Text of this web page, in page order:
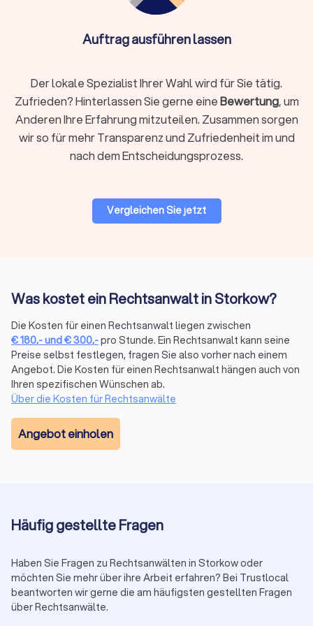
Rechtsgebiet identifizieren
Arbeitsrecht, Familienrecht, Mietrecht, Strafrecht und andere
Bereiche erfordern jeweils spezialisiertes Wissen. Ein
nachgewiesene Erfahrung in seinem Gebiet.
Regionale oder überregionale Suche
Für viele Mandate ist ein Anwalt in Ihrer Nähe praktisch,
insbesondere wenn persönliche Treffen oder
viel Kommunikation heute digital abläuft.
Mandantenbewertungen von verschiedenen Plattformen und
zusammen. So sehen Sie auf einen Blick, wie andere
Mandanten die Kommunikation, Erfolgsquote und Betreuung
bewerten, ohne verschiedene Websites durchsuchen zu
müssen.
Erstberatung nutzen
Viele Anwälte bieten eine Erstberatung an, um Ihren Fall zu
Kompetenz und das persönliche Auftreten des Anwalts zu
Auf Transparenz und Kommunikation achten
Ein guter Anwalt erklärt verständlich, wie er Ihren Fall
einschätzt, welche Erfolgsaussichten bestehen und mit
Auftrag ausführen lassen
Der lokale Spezialist Ihrer Wahl wird für Sie tätig.
Zufrieden? Hinterlassen Sie gerne eineBewertung, um
Anderen Ihre Erfahrung mitzuteilen. Zusammen sorgen
wir so für mehr Transparenz und Zufriedenheit im und
nach dem Entscheidungsprozess.
Vergleichen Sie jetzt
Was kostet ein Rechtsanwalt in Storkow?
Die Kosten für einen Rechtsanwalt liegen zwischen
€180,-und€300,-pro Stunde. Ein Rechtsanwalt kann seine
Preise selbst festlegen, fragen Sie also vorher nach einem
Angebot. Die Kosten für einen Rechtsanwalt hängen auch von
Ihren spezifischen Wünschen ab.
Über die Kosten für Rechtsanwälte
Angebot einholen
Häufig gestellte Fragen
Haben Sie Fragen zu Rechtsanwälten in Storkow oder
möchten Sie mehr über ihre Arbeit erfahren? Bei Trustlocal
beantworten wir gerne die am häufigsten gestellten Fragen
über Rechtsanwälte.